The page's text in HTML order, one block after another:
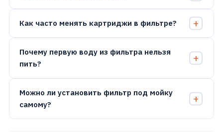
Как часто менять картриджи в фильтре?
Почему первую воду из фильтра нельзя
пить?
Можно ли установить фильтр под мойку
самому?